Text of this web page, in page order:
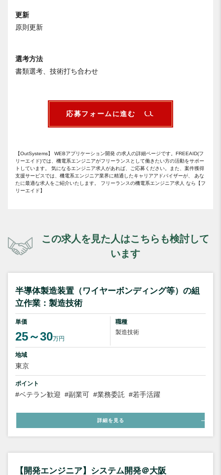
更新
原則更新
選考方法
書類選考、技術打ち合わせ
応募フォームに進む
【OutSystems】 WEBアプリケーション開発 の求人の詳細ページです。FREEAID(フ
リーエイド)では、機電系エンジニアがフリーランスとして働きたい方の活動をサポー
トしています。 気になるエンジニア求人があれば、ご応募ください。また、案件獲得
支援サービスでは、機電系エンジニア業界に精通したキャリアアドバイザーが、 あな
たに最適な求人をご紹介いたします。 フリーランスの機電系エンジニア求人 なら【フ
リーエイド】
この求人を見た人はこちらも検討して
います
半導体製造装置（ワイヤーボンディング等）の組
立作業：製造技術
単価
25～30万円
職種
製造技術
地域
東京
ポイント
#ベテラン歓迎 #副業可 #業務委託 #若手活躍
詳細を見る
【開発エンジニア】システム開発＠大阪